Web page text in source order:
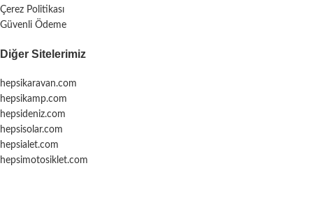
Çerez Politikası
Güvenli Ödeme
Diğer Sitelerimiz
hepsikaravan.com
hepsikamp.com
hepsideniz.com
hepsisolar.com
hepsialet.com
hepsimotosiklet.com